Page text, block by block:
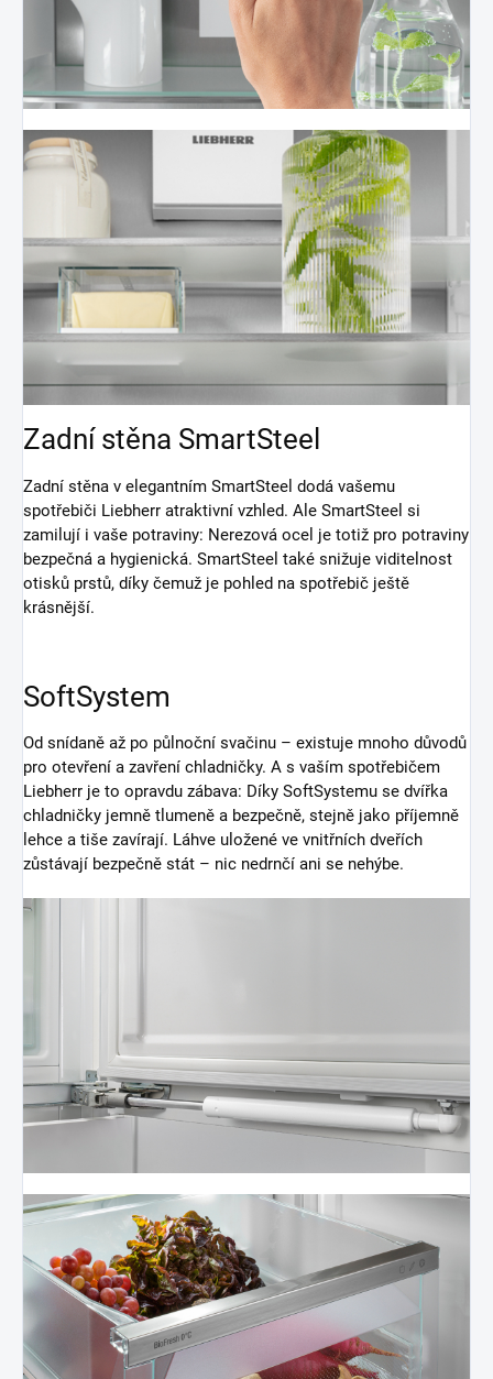
Zadní stěna SmartSteel
Zadní stěna v elegantním SmartSteel dodá vašemu
spotřebiči Liebherr atraktivní vzhled. Ale SmartSteel si
zamilují i vaše potraviny: Nerezová ocel je totiž pro potraviny
bezpečná a hygienická. SmartSteel také snižuje viditelnost
otisků prstů, díky čemuž je pohled na spotřebič ještě
krásnější.
SoftSystem
Od snídaně až po půlnoční svačinu – existuje mnoho důvodů
pro otevření a zavření chladničky. A s vaším spotřebičem
Liebherr je to opravdu zábava: Díky SoftSystemu se dvířka
chladničky jemně tlumeně a bezpečně, stejně jako příjemně
lehce a tiše zavírají. Láhve uložené ve vnitřních dveřích
zůstávají bezpečně stát – nic nedrnčí ani se nehýbe.